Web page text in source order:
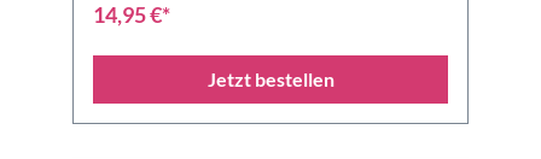
14,95 €*
Jetzt bestellen